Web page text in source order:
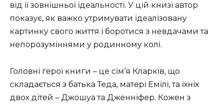
від її зовнішньої ідеальності. У цій книзі автор
показує, як важко утримувати ідеалізовану
картинку свого життя і боротися з невдачами та
непорозуміннями у родинному колі.
Головні герої книги – це сім’я Кларків, що
складається з батька Теда, матері Емілі, та їхніх
двох дітей – Джошуа та Дженніфер. Кожен з